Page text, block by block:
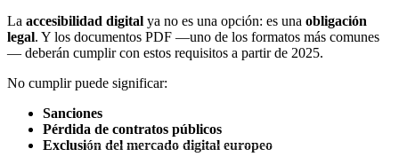
La accesibilidad digital ya no es una opción: es una obligación
legal. Y los documentos PDF —uno de los formatos más comunes
— deberán cumplir con estos requisitos a partir de 2025.
No cumplir puede significar:
Sanciones
Pérdida de contratos públicos
Exclusión del mercado digital europeo